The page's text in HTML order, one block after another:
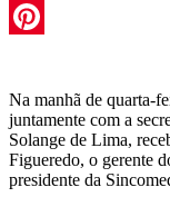
WhatsApp
Na manhã de quarta-
juntamente com a
Solange de Lima,
Figueredo, o gerente
presidente da